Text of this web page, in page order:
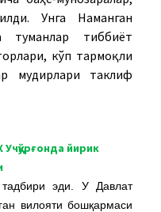
Унга Наманган
туманлар тиббиёт
кўп тармоқли
мудирлари таклиф
йирик
тадбири эди. У Давлат
вилояти бошқармаси